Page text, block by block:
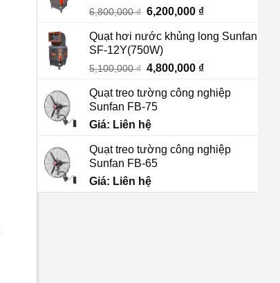
6,800,000₫ Giá
là:
6,800,000 ₫.
6,200,000 ₫
tại
Quạt hơi nước khủng long Sunfan
SF-12Y(750W)
5,100,000₫ Giá
là:
5,100,000 ₫.
4,800,000 ₫
tại
Quạt treo tường công nghiệp
Sunfan FB-75
Giá: Liên hệ
Quạt treo tường công nghiệp
Sunfan FB-65
Giá: Liên hệ